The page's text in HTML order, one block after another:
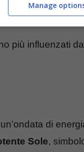
più influenzati
di
Sole,
Manage